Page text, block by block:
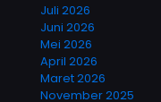
Juli 2026
Juni 2026
Mei 2026
April 2026
Maret 2026
November 2025